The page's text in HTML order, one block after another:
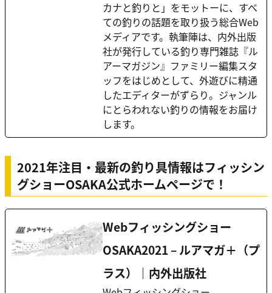
カナと釣りと」をモットーに、すべ
ての釣りの話題を取り扱う総合Web
メディアです。執筆陣は、内外出版
社が発行している釣り専門雑誌『ル
アーマガジン』ファミリー編集スタ
ッフをはじめとして、外遊びに精通
したエディターがずらり。ジャンル
にとらわれない釣りの情報をお届け
します。
2021年注目・最新の釣り具情報はフィッシン
グショーOSAKA公式ホームページで！
Webフィッシングショー
OSAKA2021 – ルアマガ＋（プ
ラス）｜内外出版社